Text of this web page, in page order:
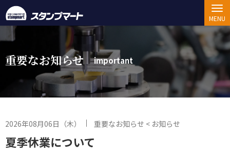
MENU
重要なお知らせ important
2026年08月06日（木） 重要なお知らせ < お知らせ
夏季休業について